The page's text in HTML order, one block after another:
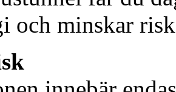
och minskar